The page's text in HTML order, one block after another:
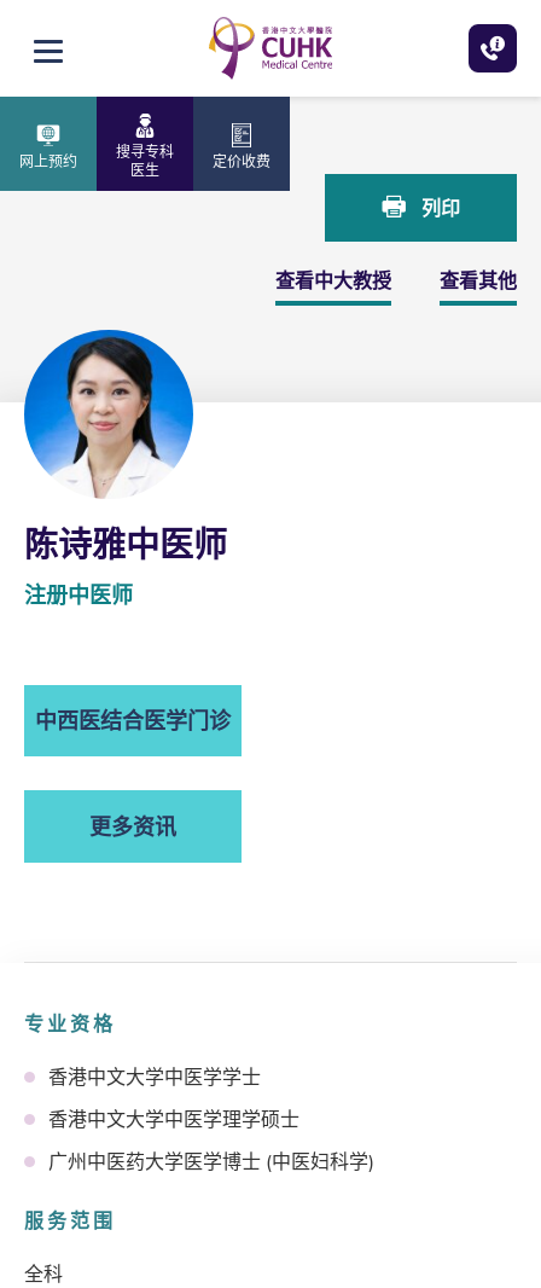
打开选单
网上预约
搜寻专科
医生
定价收费
主页 陈诗雅中医师
列印
查看中大教授 查看其他
陈诗雅中医师
注册中医师
中西医结合医学门诊
更多资讯
专业资格
香港中文大学中医学学士
香港中文大学中医学理学硕士
广州中医药大学医学博士 (中医妇科学)
服务范围
全科